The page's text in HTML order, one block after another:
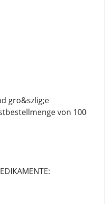
gro&szlig;e
von 100